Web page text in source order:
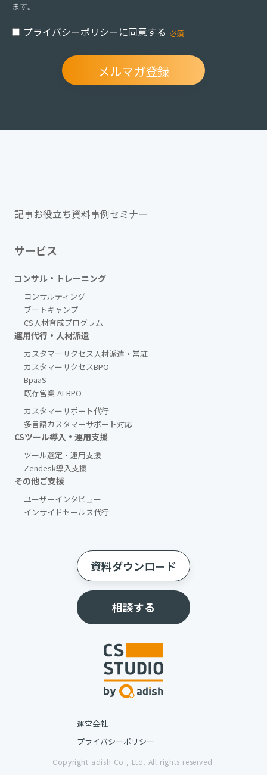
ます。
プライバシーポリシーに同意する
記事お役立ち資料事例セミナー
サービス
コンサル・トレーニング
コンサルティング
ブートキャンプ
CS人材育成プログラム
運用代行・人材派遣
カスタマーサクセス人材派遣・常駐
カスタマーサクセスBPO
BpaaS​
既存営業 AI BPO
カスタマーサポート代行
多言語カスタマーサポート対応
CSツール導入・運用支援
ツール選定・運用支援
Zendesk導入支援
その他ご支援​
ユーザーインタビュー
インサイドセールス代行
資料ダウンロード
相談する
運営会社
プライバシーポリシー
Copyright adish Co., Ltd. All rights reserved.